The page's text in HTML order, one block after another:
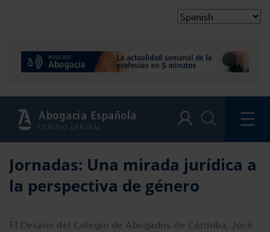
Abogacía Española
CONSEJO GENERAL
Jornadas: Una mirada jurídica a
la perspectiva de género
El Decano del Colegio de Abogados de Córdoba, José